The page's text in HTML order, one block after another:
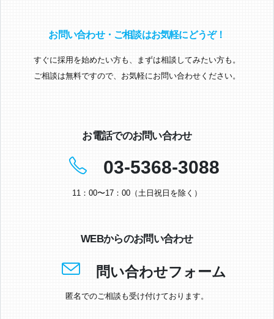
お問い合わせ・ご相談はお気軽にどうぞ！
すぐに採用を始めたい方も、まずは相談してみたい方も。
ご相談は無料ですので、お気軽にお問い合わせください。
お電話でのお問い合わせ
03-5368-3088
11：00〜17：00（土日祝日を除く）
WEBからのお問い合わせ
問い合わせフォーム
匿名でのご相談も受け付けております。